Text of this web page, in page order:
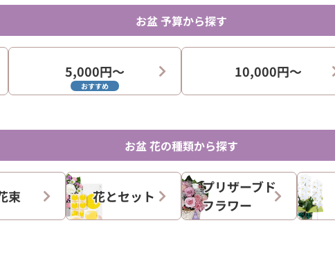
お盆 予算から探す
5,000円〜
おすすめ
10,000円〜
お盆 花の種類から探す
束 花とセット
プリザーブド
フラワー